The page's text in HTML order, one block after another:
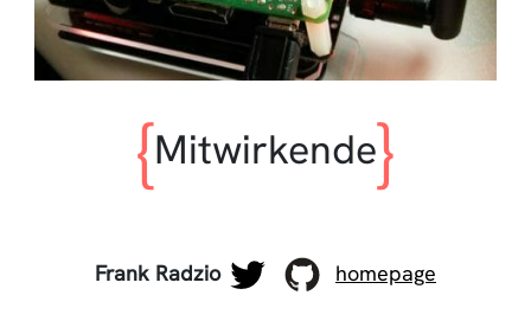
Mitwirkende
Frank Radzio homepage